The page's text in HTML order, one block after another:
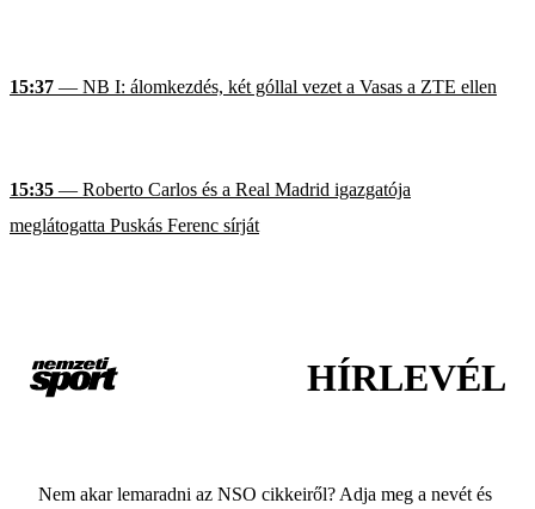
15:37 — NB I: álomkezdés, két góllal vezet a Vasas a ZTE ellen
15:35 — Roberto Carlos és a Real Madrid igazgatója
meglátogatta Puskás Ferenc sírját
HÍRLEVÉL
Nem akar lemaradni az NSO cikkeiről? Adja meg a nevét és